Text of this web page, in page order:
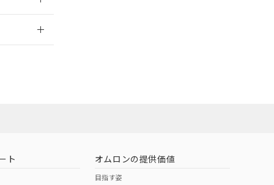
ト オムロンの提供価値
目指す姿